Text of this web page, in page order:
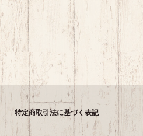
特定商取引法に基づく表記